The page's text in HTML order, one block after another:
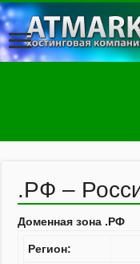
.РФ –
Доменная зона .РФ
Регион: